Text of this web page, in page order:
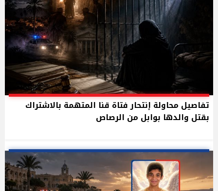
تفاصيل محاولة إنتحار فتاة قنا المتهمة بالاشتراك
بقتل والدها بوابل من الرصاص